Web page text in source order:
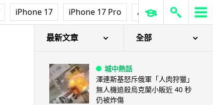
iPhone 17 iPhone 17 Pro AirPods Pro 3
最新文章 全部
城中熱話
澤連斯基怒斥俄軍「人肉狩獵」
無人機追殺烏克蘭小販近 40 秒
仍被炸傷